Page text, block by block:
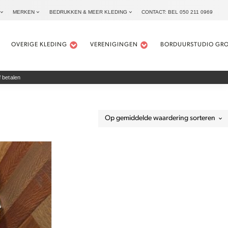
MERKEN BEDRUKKEN & MEER KLEDING CONTACT: BEL 050 211 0969
OVERIGE KLEDING VERENIGINGEN BORDUURSTUDIO
betalen